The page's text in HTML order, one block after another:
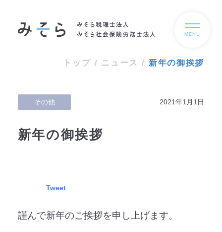
MENU
トップ / ニュース / 新年の御挨拶
その他 2021年1月1日
新年の御挨拶
Tweet
謹んで新年のご挨拶を申し上げます。